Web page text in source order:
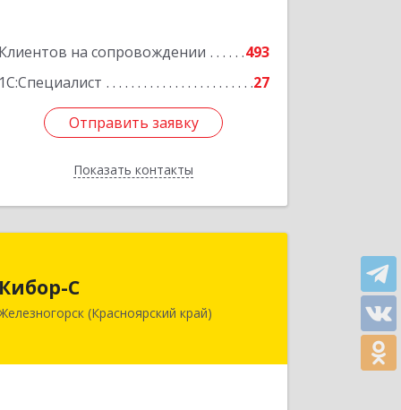
Клиентов на сопровождении
493
1С:Специалист
27
Отправить заявку
Показать контакты
Отправить заявку
Назад
Кибор-С
(Красноярский край)
Железногорск г, Белорусская ул, дом